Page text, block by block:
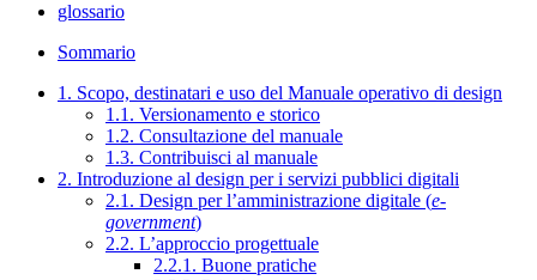
glossario
Sommario
1. Scopo, destinatari e uso del Manuale operativo di design
1.1. Versionamento e storico
1.2. Consultazione del manuale
1.3. Contribuisci al manuale
2. Introduzione al design per i servizi pubblici digitali
2.1. Design per l’amministrazione digitale (e-
government)
2.2. L’approccio progettuale
2.2.1. Buone pratiche